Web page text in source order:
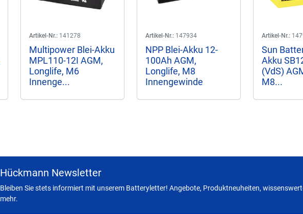
Artikel-Nr.: 141278
Multipower Blei-Akku
MPL110-12I AGM,
Longlife, M6
Innenge...
Artikel-Nr.: 147934
NPP Blei-Akku 12-
100Ah AGM,
Longlife, M8
Innengewinde
Artikel-Nr.:
Sun
Akku
(VdS)
M8...
Hückmann Newsletter
Bleiben Sie stets informiert mit unserem Batteryletter! Angebote, Produktneuheiten,
mehr.